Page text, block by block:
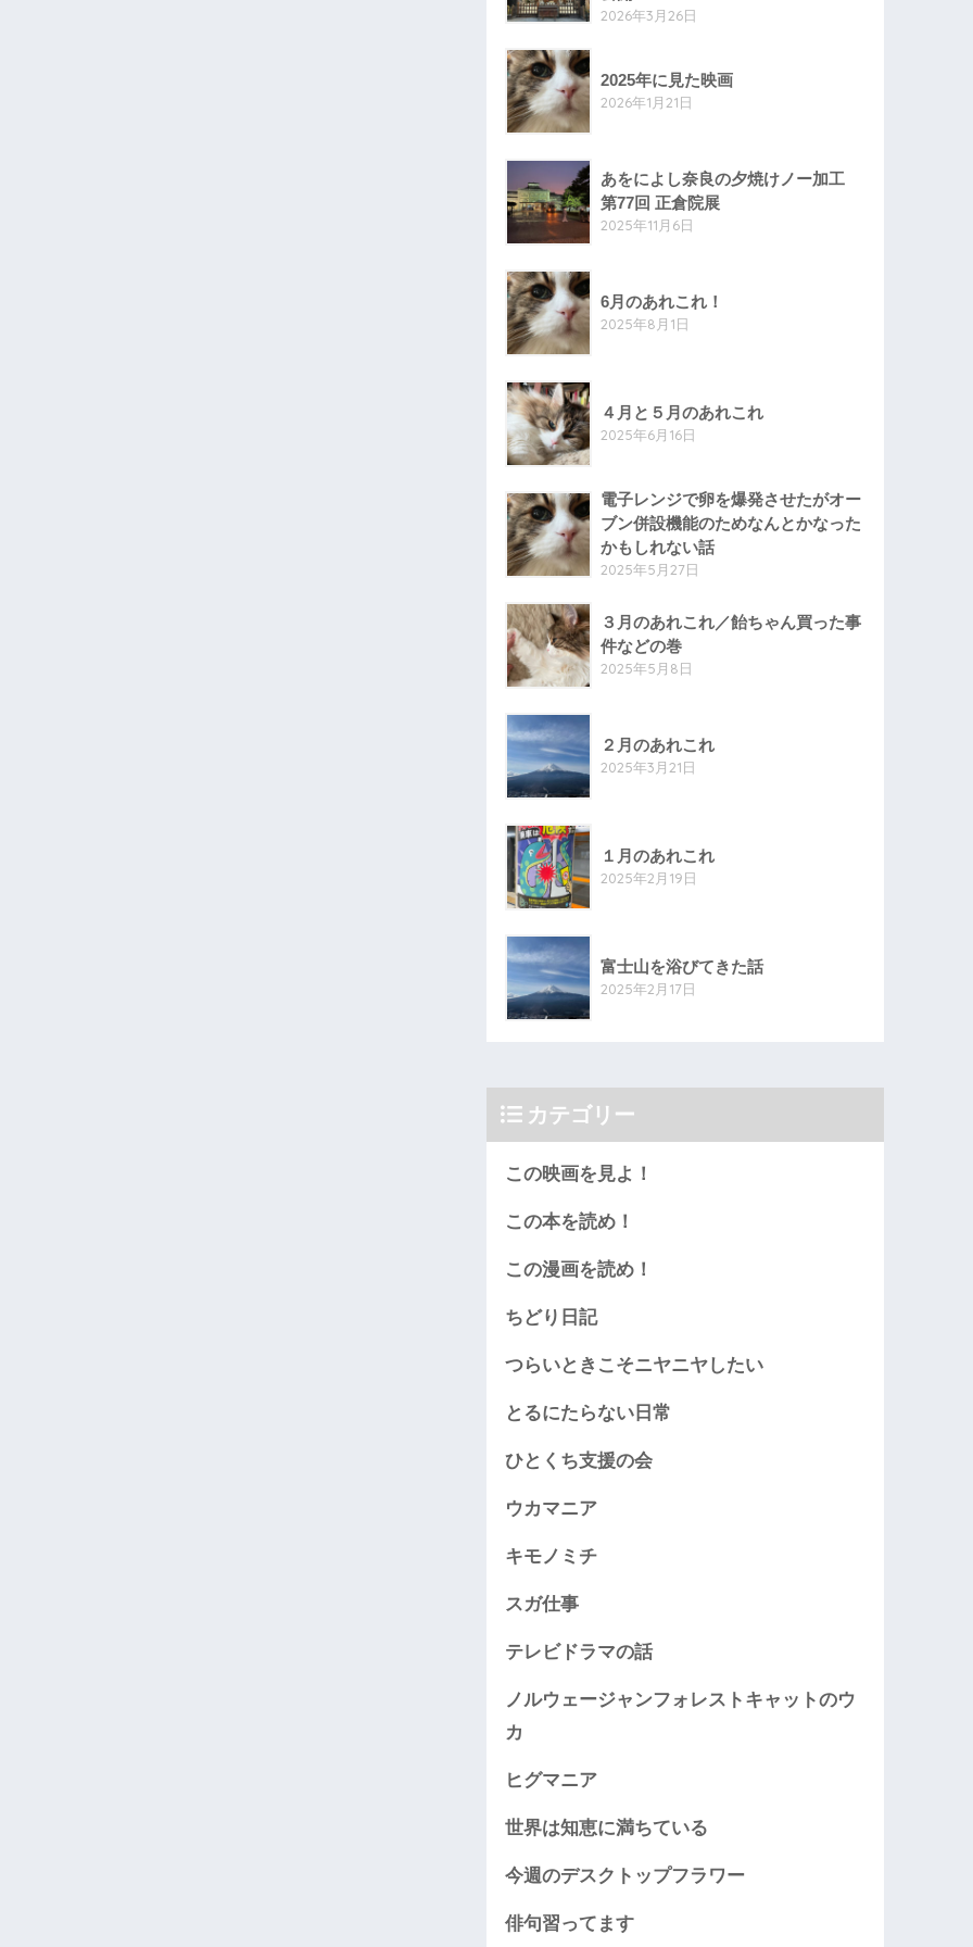
2026年3月26日
2025年に見た映画
2026年1月21日
あをによし奈良の夕焼けノー加工
第77回 正倉院展
2025年11月6日
6月のあれこれ！
2025年8月1日
４月と５月のあれこれ
2025年6月16日
電子レンジで卵を爆発させたがオー
ブン併設機能のためなんとかなった
かもしれない話
2025年5月27日
３月のあれこれ／飴ちゃん買った事
件などの巻
2025年5月8日
２月のあれこれ
2025年3月21日
１月のあれこれ
2025年2月19日
富士山を浴びてきた話
2025年2月17日
カテゴリー
この映画を見よ！
この本を読め！
この漫画を読め！
ちどり日記
つらいときこそニヤニヤしたい
とるにたらない日常
ひとくち支援の会
ウカマニア
キモノミチ
スガ仕事
テレビドラマの話
ノルウェージャンフォレストキャットのウ
カ
ヒグマニア
世界は知恵に満ちている
今週のデスクトップフラワー
俳句習ってます